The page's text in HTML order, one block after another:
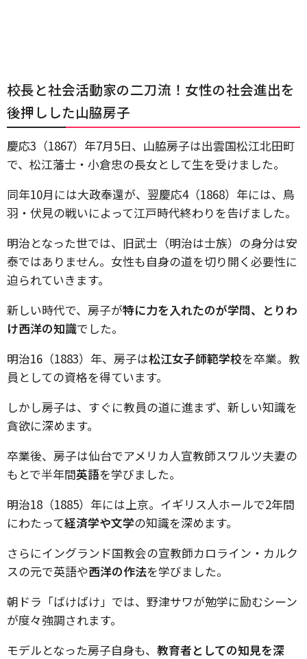
校長と社会活動家の二刀流！女性の社会進出を
後押しした山脇房子
慶応3（1867）年7月5日、山脇房子は出雲国松江北田町
で、松江藩士・小倉忠の長女として生を受けました。
同年10月には大政奉還が、翌慶応4（1868）年には、鳥
羽・伏見の戦いによって江戸時代終わりを告げました。
明治となった世では、旧武士（明治は士族）の身分は安
泰ではありません。女性も自身の道を切り開く必要性に
迫られていきます。
新しい時代で、房子が特に力を入れたのが学問、とりわ
け西洋の知識でした。
明治16（1883）年、房子は松江女子師範学校を卒業。教
員としての資格を得ています。
しかし房子は、すぐに教員の道に進まず、新しい知識を
貪欲に深めます。
卒業後、房子は仙台でアメリカ人宣教師スワルツ夫妻の
もとで半年間英語を学びました。
明治18（1885）年には上京。イギリス人ホールで2年間
にわたって経済学や文学の知識を深めます。
さらにイングランド国教会の宣教師カロライン・カルク
スの元で英語や西洋の作法を学びました。
朝ドラ「ばけばけ」では、野津サワが勉学に励むシーン
が度々強調されます。
モデルとなった房子自身も、 教育者としての知見を深